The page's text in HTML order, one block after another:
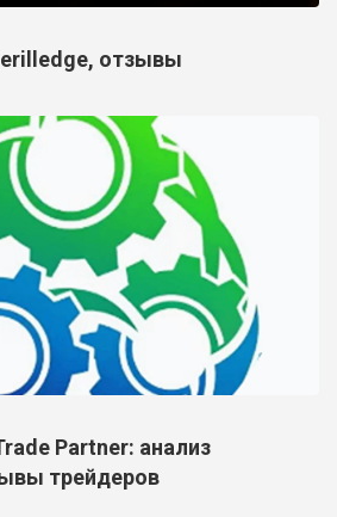
отзывы
Partner: анализ
трейдеров